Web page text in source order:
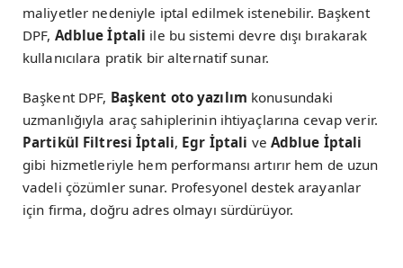
maliyetler nedeniyle iptal edilmek istenebilir. Başkent
DPF, Adblue İptali ile bu sistemi devre dışı bırakarak
kullanıcılara pratik bir alternatif sunar.
Başkent DPF, Başkent oto yazılım konusundaki
uzmanlığıyla araç sahiplerinin ihtiyaçlarına cevap verir.
Partikül Filtresi İptali, Egr İptali ve Adblue İptali
gibi hizmetleriyle hem performansı artırır hem de uzun
vadeli çözümler sunar. Profesyonel destek arayanlar
için firma, doğru adres olmayı sürdürüyor.